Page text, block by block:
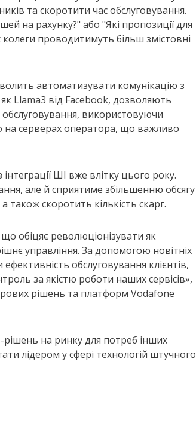
та скоротити час обслуговування.
на рахунку?" або "Які пропозиції для
проводитимуть більш змістовні
автоматизувати комунікацію з
Llama3 від Facebook, дозволяють
обслуговування, використовуючи
на серверах оператора, що важливо
ШІ вже влітку цього року.
але й сприятиме збільшенню обсягу
також скоротить кількість скарг.
обіцяє революціонізувати як
управління. За допомогою новітніх
обслуговування клієнтів,
за якістю роботи наших сервісів»,
рішень та платформ Vodafone
на ринку для потреб інших
лідером у сфері технологій штучного